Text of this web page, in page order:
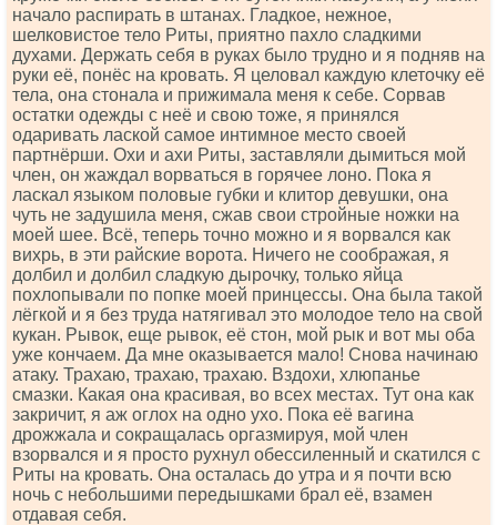
начало распирать в штанах. Гладкое, нежное,
шелковистое тело Риты, приятно пахло сладкими
духами. Держать себя в руках было трудно и я подняв на
руки её, понёс на кровать. Я целовал каждую клеточку её
тела, она стонала и прижимала меня к себе. Сорвав
остатки одежды с неё и свою тоже, я принялся
одаривать лаской самое интимное место своей
партнёрши. Охи и ахи Риты, заставляли дымиться мой
член, он жаждал ворваться в горячее лоно. Пока я
ласкал языком половые губки и клитор девушки, она
чуть не задушила меня, сжав свои стройные ножки на
моей шее. Всё, теперь точно можно и я ворвался как
вихрь, в эти райские ворота. Ничего не соображая, я
долбил и долбил сладкую дырочку, только яйца
похлопывали по попке моей принцессы. Она была такой
лёгкой и я без труда натягивал это молодое тело на свой
кукан. Рывок, еще рывок, её стон, мой рык и вот мы оба
уже кончаем. Да мне оказывается мало! Снова начинаю
атаку. Трахаю, трахаю, трахаю. Вздохи, хлюпанье
смазки. Какая она красивая, во всех местах. Тут она как
закричит, я аж оглох на одно ухо. Пока её вагина
дрожжала и сокращалась оргазмируя, мой член
взорвался и я просто рухнул обессиленный и скатился с
Риты на кровать. Она осталась до утра и я почти всю
ночь с небольшими передышками брал её, взамен
отдавая себя.